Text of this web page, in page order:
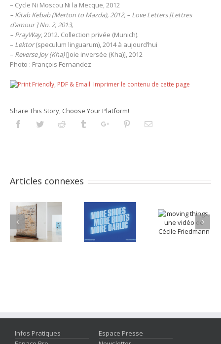
– Cycle Ni Moscou Ni la Mecque, 2012
– Kitab Kebab(Merton to Mazda), 2012, – Love Letters [Lettres
d’amour ] No. 2, 2013,
– PrayWay, 2012. Collection privée (Munich).
– Lektor(speculum linguarum), 2014 à aujourd’hui
– Reverse Joy (Kha)[Joie inversée (Kha)], 2012
Photo : François Fernandez
Imprimer le contenu de cette page
Share This Story, Choose Your Platform!
FacebookTwitterReddit TumblrGoogleplusPinterestEmail
Articles connexes
Infos Pratiques
Espace Presse